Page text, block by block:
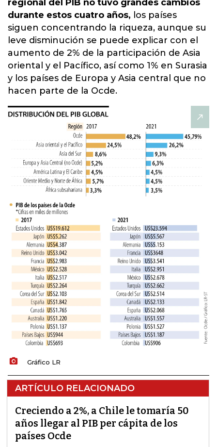
regional del PIB no tuvo grandes cambios
durante estos cuatro años, los países
siguen concentrando la riqueza, aunque su
leve disminución se puede explicar con el
aumento de 2% de la participación de Asia
oriental y el Pacífico, así como 1% en Surasia
y los países de Europa y Asia central que no
hacen parte de la Ocde.
Gráfico LR
ARTÍCULO RELACIONADO
Creciendo a 2%, a Chile le tomaría 50
años llegar al PIB per cápita de los
países Ocde